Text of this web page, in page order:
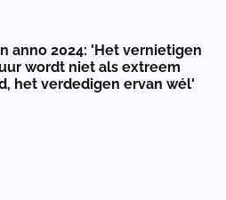
anno 2024: 'Het vernietigen
wordt niet als extreem
het verdedigen ervan wél'